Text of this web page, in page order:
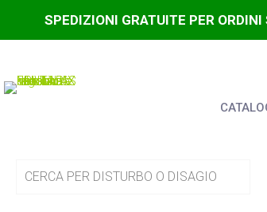
SPEDIZIONI GRATUITE PER
CERCA PER DISTURBO O DISAGIO